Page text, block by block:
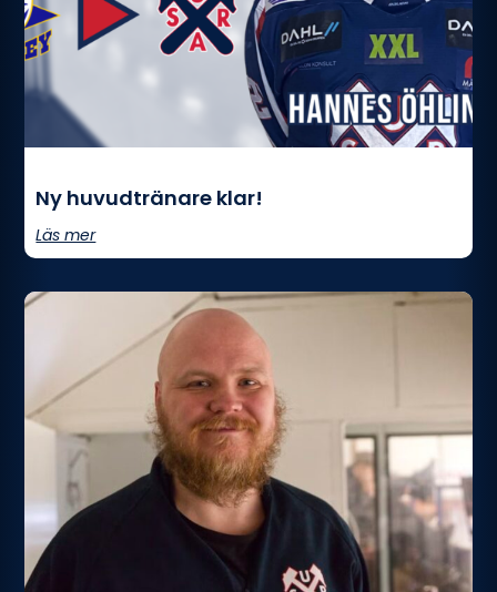
Ny huvudtränare klar!
Läs mer